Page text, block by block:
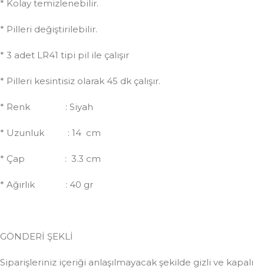
* Kolay temizlenebilir.
* Pilleri değiştirilebilir.
* 3 adet LR41 tipi pil ile çalışır
* Pilleri kesintisiz olarak 45 dk çalışır.
* Renk : Siyah
* Uzunluk : 14 cm
* Çap : 3.3 cm
* Ağırlık : 40 gr
GÖNDERİ ŞEKLİ
Siparişleriniz içeriği anlaşılmayacak şekilde gizli ve kapalı